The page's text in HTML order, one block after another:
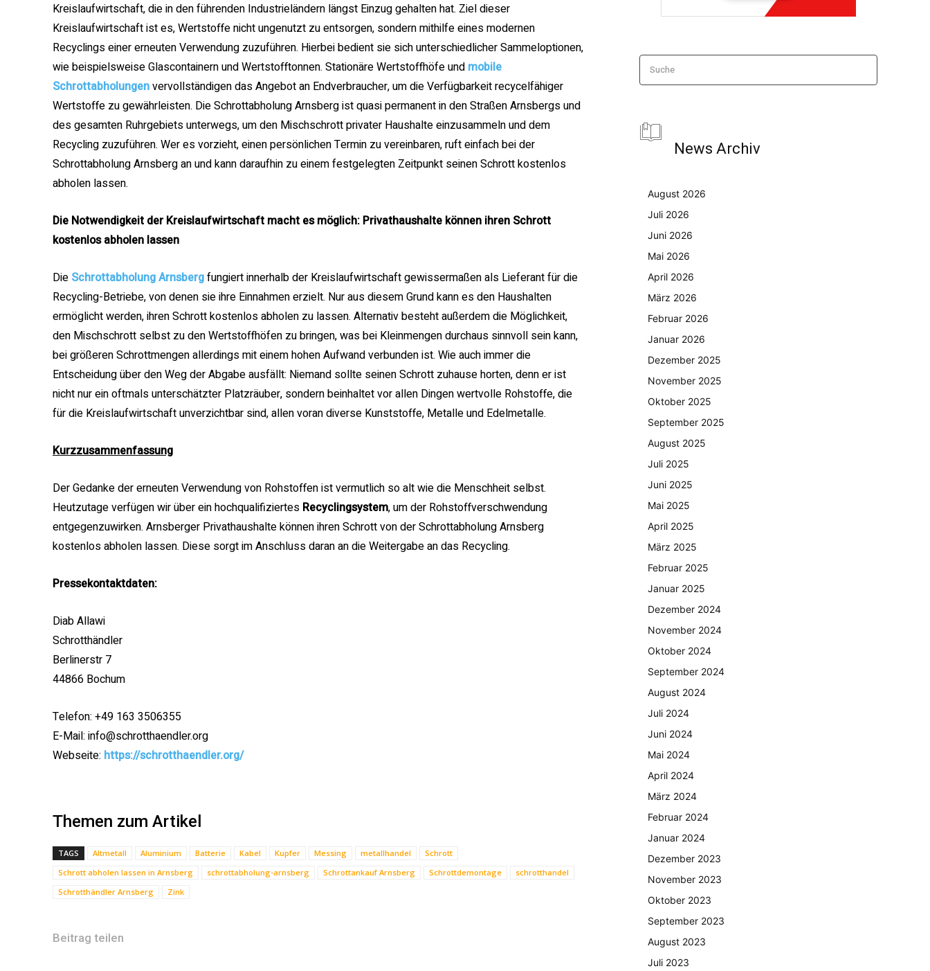
Kreislaufwirtschaft, die in den führenden Industrieländern längst Einzug gehalten hat. Ziel dieser
Kreislaufwirtschaft ist es, Wertstoffe nicht ungenutzt zu entsorgen, sondern mithilfe eines modernen
Recyclings einer erneuten Verwendung zuzuführen. Hierbei bedient sie sich unterschiedlicher Sammeloptionen,
wie beispielsweise Glascontainern und Wertstofftonnen. Stationäre Wertstoffhöfe und mobile
Schrottabholungenvervollständigen das Angebot an Endverbraucher, um die Verfügbarkeit recycelfähiger
Wertstoffe zu gewährleisten. Die Schrottabholung Arnsberg ist quasi permanent in den Straßen Arnsbergs und
des gesamten Ruhrgebiets unterwegs, um den Mischschrott privater Haushalte einzusammeln und dem
Recycling zuzuführen. Wer es vorzieht, einen persönlichen Termin zu vereinbaren, ruft einfach bei der
Schrottabholung Arnsberg an und kann daraufhin zu einem festgelegten Zeitpunkt seinen Schrott kostenlos
abholen lassen.
Die Notwendigkeit der Kreislaufwirtschaft macht es möglich: Privathaushalte können ihren Schrott
kostenlos abholen lassen
Die Schrottabholung Arnsbergfungiert innerhalb der Kreislaufwirtschaft gewissermaßen als Lieferant für die
Recycling-Betriebe, von denen sie ihre Einnahmen erzielt. Nur aus diesem Grund kann es den Haushalten
ermöglicht werden, ihren Schrott kostenlos abholen zu lassen. Alternativ besteht außerdem die Möglichkeit,
den Mischschrott selbst zu den Wertstoffhöfen zu bringen, was bei Kleinmengen durchaus sinnvoll sein kann,
bei größeren Schrottmengen allerdings mit einem hohen Aufwand verbunden ist. Wie auch immer die
Entscheidung über den Weg der Abgabe ausfällt: Niemand sollte seinen Schrott zuhause horten, denn er ist
nicht nur ein oftmals unterschätzter Platzräuber, sondern beinhaltet vor allen Dingen wertvolle Rohstoffe, die
für die Kreislaufwirtschaft unverzichtbar sind, allen voran diverse Kunststoffe, Metalle und Edelmetalle.
Kurzzusammenfassung
Der Gedanke der erneuten Verwendung von Rohstoffen ist vermutlich so alt wie die Menschheit selbst.
Heutzutage verfügen wir über ein hochqualifiziertes Recyclingsystem, um der Rohstoffverschwendung
entgegenzuwirken. Arnsberger Privathaushalte können ihren Schrott von der Schrottabholung Arnsberg
kostenlos abholen lassen. Diese sorgt im Anschluss daran an die Weitergabe an das Recycling.
Pressekontaktdaten:
Diab Allawi
Schrotthändler
Berlinerstr 7
44866 Bochum
Telefon: +49 163 3506355
E-Mail: info@schrotthaendler.org
Webseite: https://schrotthaendler.org/
Themen zum Artikel
TAGS Altmetall Aluminium Batterie Kabel Kupfer Messing metallhandel
Schrott
Schrott abholen lassen in Arnsberg
schrottabholung-arnsberg Schrottankauf Arnsberg Schrottdemontage
schrotthandel
Schrotthändler Arnsberg
Zink
Beitrag teilen
Suche
News Archiv
August 2026
Juli 2026
Juni 2026
Mai 2026
April 2026
März 2026
Februar 2026
Januar 2026
Dezember 2025
November 2025
Oktober 2025
September 2025
August 2025
Juli 2025
Juni 2025
Mai 2025
April 2025
März 2025
Februar 2025
Januar 2025
Dezember 2024
November 2024
Oktober 2024
September 2024
August 2024
Juli 2024
Juni 2024
Mai 2024
April 2024
März 2024
Februar 2024
Januar 2024
Dezember 2023
November 2023
Oktober 2023
September 2023
August 2023
Juli 2023